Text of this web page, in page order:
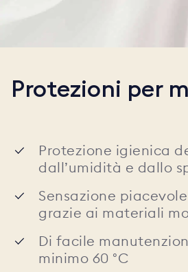
Protezioni per
Protezione igienica
dall’umidità e dallo
Sensazione
grazie ai materiali
Di facile
minimo 60 °C